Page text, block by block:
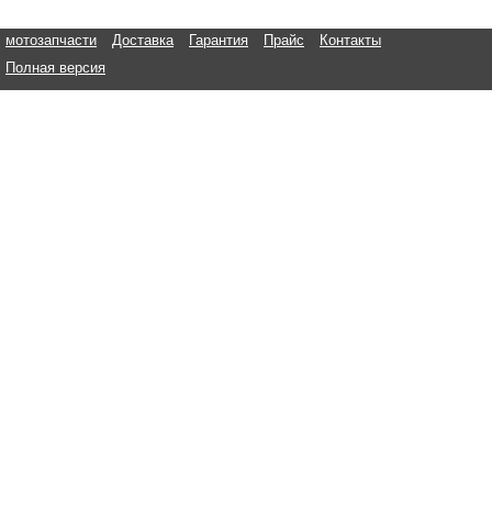
мотозапчасти Доставка Гарантия Прайс
Контакты
Полная версия